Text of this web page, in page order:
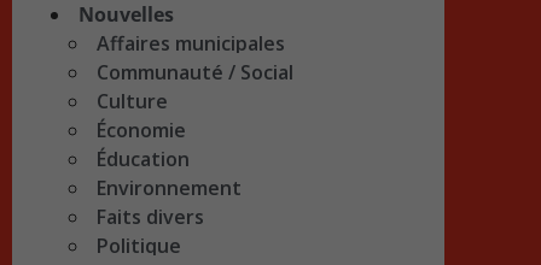
Nouvelles
Affaires municipales
Communauté / Social
Culture
Économie
Éducation
Environnement
Faits divers
Politique